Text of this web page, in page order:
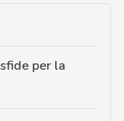
per la